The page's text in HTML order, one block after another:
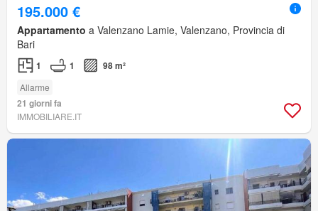
195.000 €
Appartamento a Valenzano Lamie, Valenzano, Provincia di
Bari
1 1 98 m²
Allarme
21 giorni fa
IMMOBILIARE.IT